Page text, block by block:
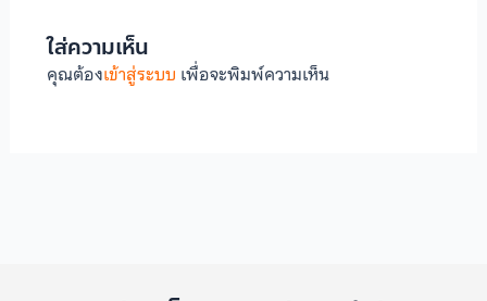
ใส่ความเห็น
คุณต้องเข้าสู่ระบบ เพื่อจะพิมพ์ความเห็น